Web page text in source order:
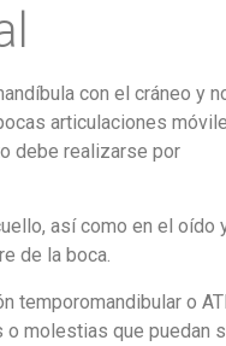
con el cráneo y
articulaciones
debe realizarse por
así como en el oído
de la boca.
temporomandibular o
molestias que puedan